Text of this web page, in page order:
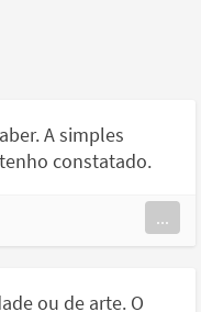
A simples
constatado.
...
ou de arte. O